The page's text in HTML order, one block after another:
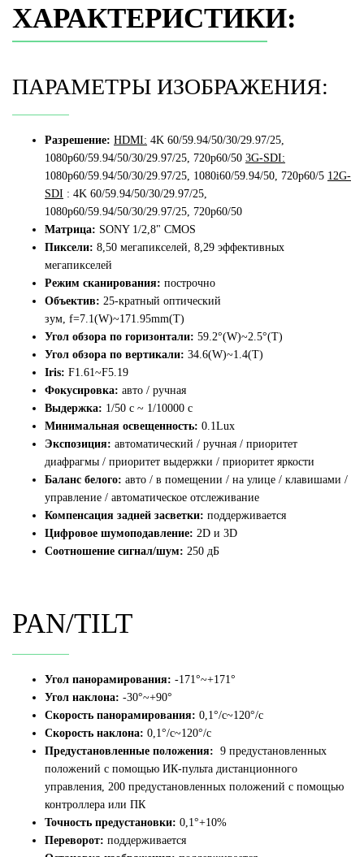
ХАРАКТЕРИСТИКИ:
ПАРАМЕТРЫ ИЗОБРАЖЕНИЯ:
Разрешение: HDMI: 4K 60/59.94/50/30/29.97/25,
1080p60/59.94/50/30/29.97/25, 720p60/50 3G-SDI:
1080p60/59.94/50/30/29.97/25, 1080i60/59.94/50, 720p60/5 12G-
SDI : 4K 60/59.94/50/30/29.97/25,
1080p60/59.94/50/30/29.97/25, 720p60/50
Матрица: SONY 1/2,8" CMOS
Пиксели: 8,50 мегапикселей, 8,29 эффективных
мегапикселей
Режим сканирования: построчно
Объектив: 25-кратный оптический
зум, f=7.1(W)~171.95mm(T)
Угол обзора по горизонтали: 59.2°(W)~2.5°(T)
Угол обзора по вертикали: 34.6(W)~1.4(T)
Iris: F1.61~F5.19
Фокусировка: авто / ручная
Выдержка: 1/50 с ~ 1/10000 с
Минимальная освещенность: 0.1Lux
Экспозиция: автоматический / ручная / приоритет
диафрагмы / приоритет выдержки / приоритет яркости
Баланс белого: авто / в помещении / на улице / клавишами /
управление / автоматическое отслеживание
Компенсация задней засветки: поддерживается
Цифровое шумоподавление: 2D и 3D
Соотношение сигнал/шум: 250 дБ
PAN/TILT
Угол панорамирования: -171°~+171°
Угол наклона: -30°~+90°
Скорость панорамирования: 0,1°/с~120°/с
Скорость наклона: 0,1°/с~120°/с
Предустановленные положения: 9 предустановленных
положений с помощью ИК-пульта дистанционного
управления, 200 предустановленных положений с помощью
контроллера или ПК
Точность предустановки: 0,1°+10%
Переворот: поддерживается